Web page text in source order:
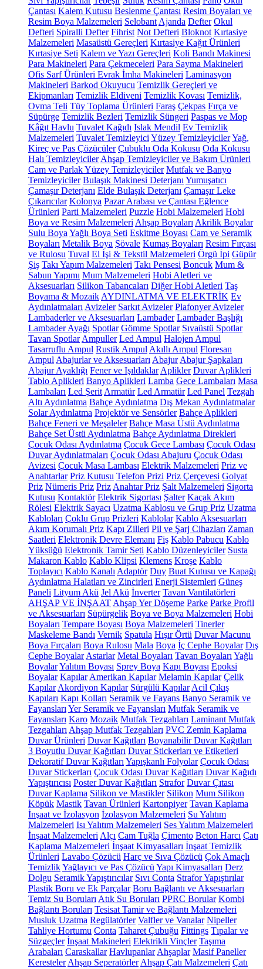
Çantası Kalem Kutusu Beslenme Çantası Resim Boyaları ve
Resim Boya Malzemeleri Selobant Ajanda Defter Okul
Defteri Spiralli Defter Fihrist Not Defteri Bloknot Kırtasiye
Malzemeleri Masaüstü Gereçleri Kırtasiye Kağıt Ürünleri
Kırtasiye Seti Kalem ve Yazı Gereçleri Koli Bandı Makinesi
Para Makineleri Para Çekmeceleri Para Sayma Makineleri
Ofis Sarf Ürünleri Evrak İmha Makineleri Laminasyon
Makineleri Barkod Okuyucu Temizlik Gereçleri ve
Ekipmanları Temizlik Eldiveni Temizlik Kovası Temizlik,
Ovma Teli Tüy Toplama Ürünleri Faraş Çekpas Fırça ve
Süpürge Temizlik Bezleri Temizlik Süngeri Paspas ve Mop
Kâğıt Havlu Tuvalet Kağıdı Islak Mendil Ev Temizlik
Malzemeleri Tuvalet Temizleyici Yüzey TemizleyicilerYağ,
Kireç ve Pas Çözücüler Çubuklu Oda Kokusu Oda Kokusu
Halı Temizleyiciler Ahşap Temizleyiciler ve Bakım Ürünleri
Cam ve Parlak Yüzey Temizleyiciler Mutfak ve Banyo
Temizleyiciler Bulaşık Makinesi Deterjanı Yumuşatıcı
Çamaşır Deterjanı Elde Bulaşık Deterjanı Çamaşır Leke
Çıkarıcılar Kolonya Pazar Arabası ve Çantası Eğlence
Ürünleri Parti Malzemeleri Puzzle Hobi Malzemeleri Hobi
Boya ve Resim Malzemeleri Ahşap Boyaları Akrilik Boyalar
Sulu Boya Yağlı Boya Seti Eskitme Boyası Cam ve Seramik
Boyaları Metalik Boya Şövale Kumaş Boyaları Resim Fırçası
ve Rulosu Tuval El İşi & Tekstil Malzemeleri Örgü İpi Güpür
Şiş Takı Yapım Malzemeleri Takı Pensesi Boncuk Mum &
Sabun Yapımı Mum Malzemeleri Hobi Aletleri ve
Aksesuarları Silikon Tabancaları Diğer Hobi Aletleri Taş
Boyama & Mozaik AYDINLATMA VE ELEKTRİK Ev
Aydınlatmaları Avizeler Sarkıt Avizeler Plafonyer Avizeler
Lambaderler ve Aksesuarları Lambader Lambader Başlığı
Lambader Ayağı Spotlar Gömme Spotlar Sıvaüstü Spotlar
Tavan Spotlar Ampuller Led Ampul Halojen Ampul
Tasarruflu Ampul Rustik Ampul Akıllı Ampul Floresan
Ampul Abajurlar ve Aksesuarları Abajur Abajur Şapkaları
Abajur Ayaklığı Fener ve Işıldaklar Aplikler Duvar Aplikleri
Tablo Aplikleri Banyo Aplikleri Lamba Gece Lambaları Masa
Lambaları Led Şerit Armatür Led Armatür Led Panel Tezgah
Altı Aydınlatma Bahçe Aydınlatma Dış Mekan Aydınlatmalar
Solar Aydınlatma Projektör ve Sensörler Bahçe Aplikleri
Bahçe Feneri ve Meşaleler Bahçe Masa Üstü Aydınlatma
Bahçe Set Üstü Aydınlatma Bahçe Aydınlatma Direkleri
Çocuk Odası Aydınlatma Çocuk Gece Lambası Çocuk Odası
Duvar Aydınlatmaları Çocuk Odası Abajuru Çocuk Odası
Avizesi Çocuk Masa Lambası Elektrik Malzemeleri Priz ve
Anahtarlar Priz Kutusu Telefon Prizi Priz Çerçevesi Golyat
Priz Nümeris Priz Priz Anahtar Priz Şalt Malzemeleri Sigorta
Kutusu Kontaktör Elektrik Sigortası Şalter Kaçak Akım
Rölesi Elektrik Sayacı Uzatma Kablosu ve Grup Priz Uzatma
Kabloları Çoklu Grup Prizleri Kablolar Kablo Aksesuarları
Akım Korumalı Priz Kapı Zilleri Pil ve Şarj Cihazları Zaman
Saatleri Elektronik Devre Elemanı Fiş Kablo Pabucu Kablo
Yüksüğü Elektronik Tamir Seti Kablo Düzenleyiciler Susta
Makaron Kablo Kablo Klipsi Klemens Kroşe Kablo
Toplayıcı Kablo Kanalı Adaptör Duy Buat Kutusu ve Kapağı
Aydınlatma Halatları ve Zincirleri Enerji Sistemleri Güneş
Paneli Lityum Akü Jel Akü İnverter Tavan Vantilatörleri
AHŞAP VE İNŞAAT Ahşap Yer Döşeme Parke Parke Profil
ve Aksesuarları Süpürgelik Boya ve Boya Malzemeleri Hobi
Boyaları Tempare Boyası Boya Malzemeleri Tinerler
Maskeleme Bandı Vernik Spatula Hışır Örtü Duvar Macunu
Boya Fırçaları Boya Rulosu Mala Boya İç Cephe Boyalar Dış
Cephe Boyalar Astarlar Metal Boyaları Tavan Boyaları Yağlı
BoyalarYalıtım Boyası Sprey Boya Kapı Boyası Epoksi
Boyalar Kapılar Amerikan Kapılar Melamin Kapılar Çelik
Kapılar Akordiyon Kapılar Sürgülü Kapılar Acil Çıkış
Kapıları Kapı Kolları Seramik ve Fayans Banyo Seramik ve
Fayansları Yer Seramik ve Fayansları Mutfak Seramik ve
Fayansları Karo Mozaik Mutfak Tezgahları Laminant Mutfak
Tezgahları Ahşap Mutfak Tezgahları PVC Zemin Kaplama
Duvar Ürünleri Duvar Kağıtları Boyanabilir Duvar Kağıtları
3 Boyutlu Duvar Kağıtları Duvar Stickerları ve Etiketleri
Dekoratif Duvar Kağıtları Yapışkanlı Folyolar Çocuk Odası
Duvar Stickerları Çocuk Odası Duvar Kağıtları Duvar Kağıdı
Yapıştırıcısı Poster Duvar Kağıtları Strafor Duvar Çıtası
Duvar Kaplama Silikon ve Mastikler Silikon Mum Silikon
Köpük Mastik Tavan Ürünleri Kartonpiyer Tavan Kaplama
İnşaat ve İzolasyon İzolasyon Malzemeleri Su Yalıtım
Malzemeleri Isı Yalıtım Malzemeleri Ses Yalıtım Malzemeleri
İnşaat Malzemeleri Alçı Cam Tuğla Çimento Beton Harcı Çatı
Kaplama Malzemeleri İnşaat Kimyasalları İnşaat Temizlik
Ürünleri Lavabo Çözücü Harç ve Sıva Çözücü Çok Amaçlı
TemizlikYağlayıcı ve Pas Çözücü Yapı Kimyasalları Derz
Dolgu Seramik Yapıştırıcılar Sıvı Conta Strafor Yapıştırılar
Plastik Boru ve Ek Parçalar Boru Bağlantı ve Aksesuarları
Temiz Su Boruları Atık Su Boruları PPRC Borular Kombi
Bağlantı Boruları Tesisat Tamir ve Bağlantı Malzemeleri
Musluk Uzatma Regülatörler Valfler ve Vanalar Nipeller
Tahliye Hortumu Conta Taharet Çubuğu Fittings Tıpalar ve
Süzgeçler İnşaat Makineleri Elektrikli Vinçler Taşıma
Arabaları Caraskallar Havlupanlar Ahşaplar Masif Paneller
Keresteler Ahşap Seperatörler Ahşap Çatı Malzemeleri Çatı